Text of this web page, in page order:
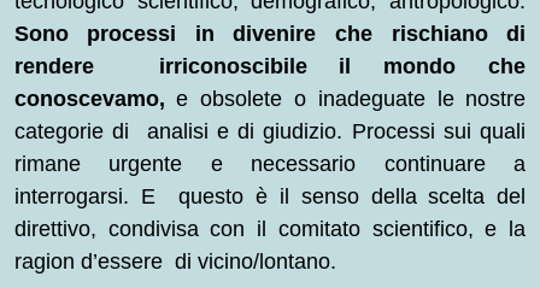
Sono processi in divenire che rischiano di
rendere irriconoscibile il mondo che
conoscevamo,e obsolete o inadeguate le nostre
categorie di analisi e di giudizio. Processi sui quali
rimane urgente e necessario continuare a
interrogarsi. E questo è il senso della scelta del
direttivo, condivisa con il comitato scientifico, e la
ragion d’essere di vicino/lontano.